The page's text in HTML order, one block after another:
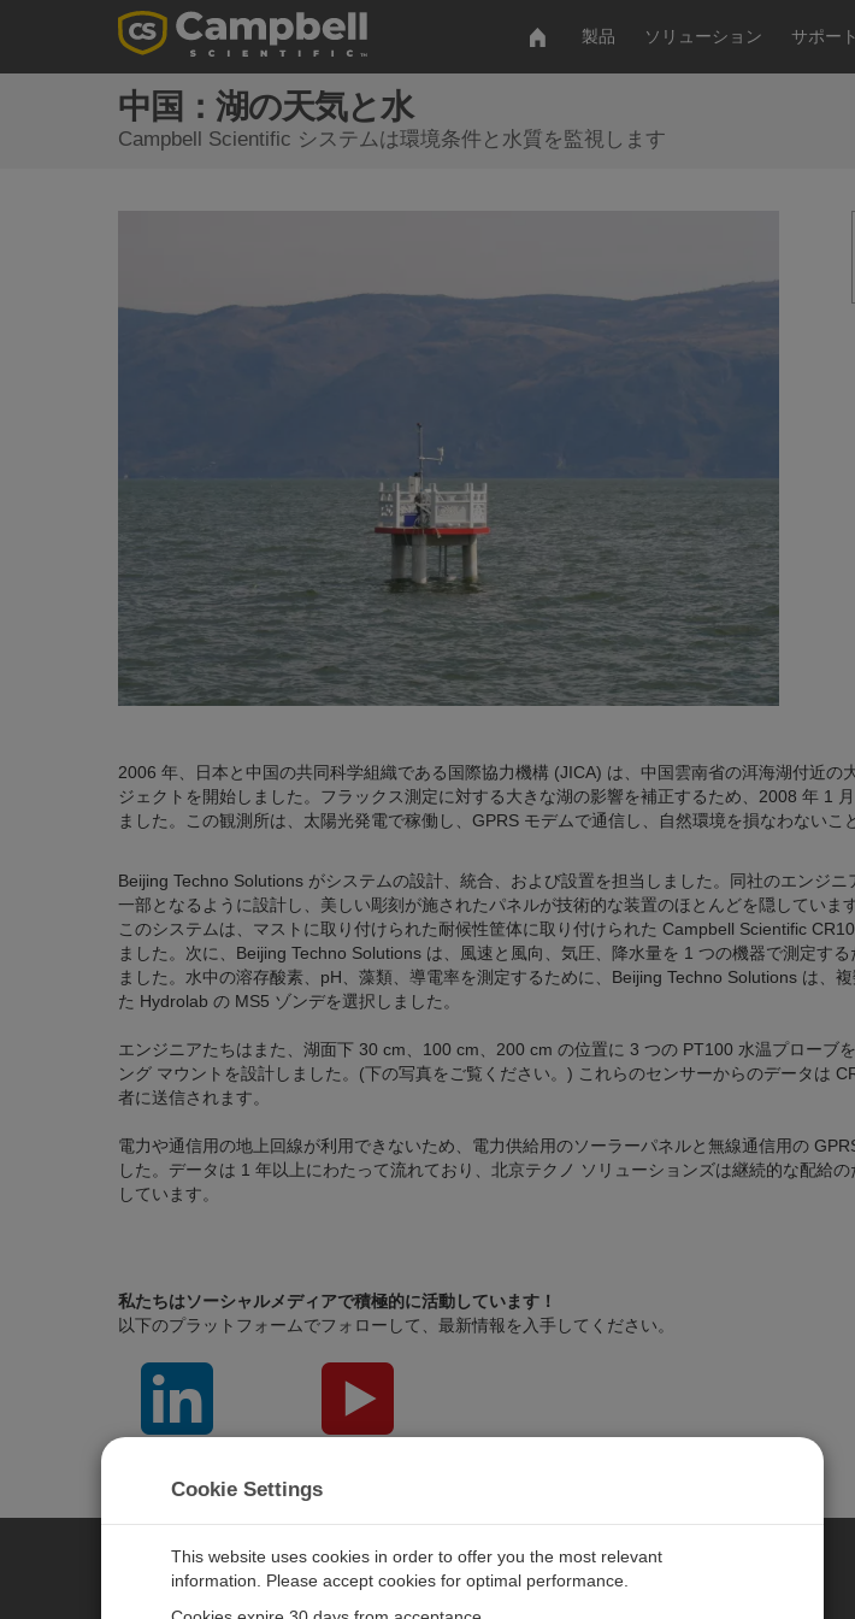
製品 ソリューション サポート
中国：湖の天気と水
Campbell Scientific システムは環境条件と水質を監視します
2006 年、日本と中国の共同科学組織である国際協力機構 (JICA) は、中国雲南省の洱海湖付近の
ジェクトを開始しました。フラックス測定に対する大きな湖の影響を補正するため、2008 年 1
ました。この観測所は、太陽光発電で稼働し、GPRS モデムで通信し、自然環境を損なわないこ
Beijing Techno Solutions がシステムの設計、統合、および設置を担当しました。同社のエンジ
一部となるように設計し、美しい彫刻が施されたパネルが技術的な装置のほとんどを隠しています
このシステムは、マストに取り付けられた耐候性筐体に取り付けられた Campbell Scientific
ました。次に、Beijing Techno Solutions は、風速と風向、気圧、降水量を 1 つの機器で測定す
ました。水中の溶存酸素、pH、藻類、導電率を測定するために、Beijing Techno Solutions は、
た Hydrolab の MS5 ゾンデを選択しました。
エンジニアたちはまた、湖面下 30 cm、100 cm、200 cm の位置に 3 つの PT100 水温プローブ
ング マウントを設計しました。(下の写真をご覧ください。) これらのセンサーからのデータは
者に送信されます。
電力や通信用の地上回線が利用できないため、電力供給用のソーラーパネルと無線通信用の
した。データは 1 年以上にわたって流れており、北京テクノ ソリューションズは継続的な配給
しています。
私たちはソーシャルメディアで積極的に活動しています！
以下のプラットフォームでフォローして、最新情報を入手してください。
CAMPBELL SCIENTIFIC JAPAN
Cookie Settings
This website uses cookies in order to offer you the most relevant
information. Please accept cookies for optimal performance.